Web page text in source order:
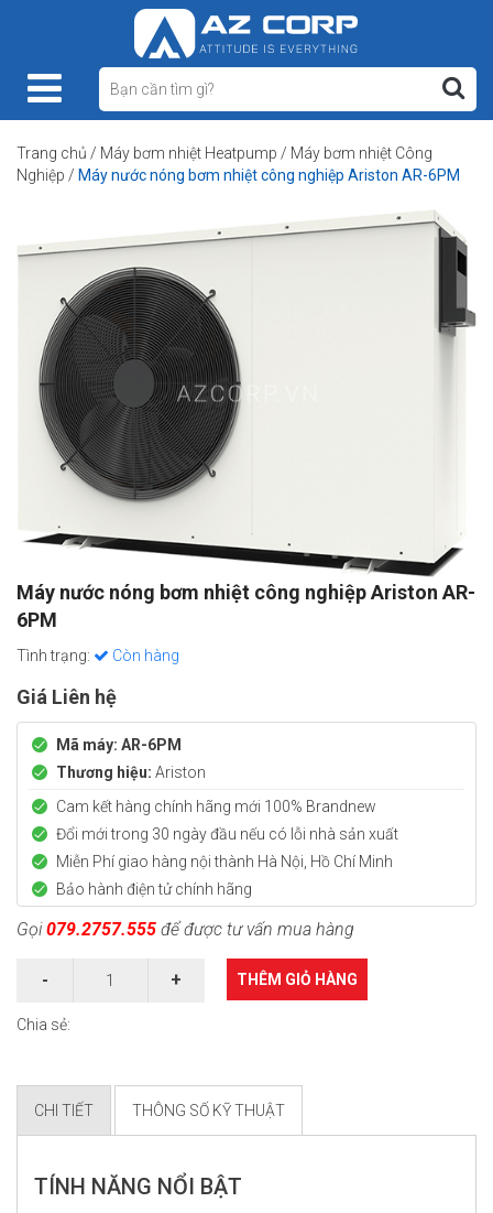
Trang chủ / Máy bơm nhiệt Heatpump / Máy bơm nhiệt Công
Nghiệp / Máy nước nóng bơm nhiệt công nghiệp Ariston AR-6PM
Máy nước nóng bơm nhiệt công nghiệp Ariston AR-
6PM
Tình trạng: Còn hàng
Giá Liên hệ
Mã máy: AR-6PM
Thương hiệu: Ariston
Cam kết hàng chính hãng mới 100% Brandnew
Đổi mới trong 30 ngày đầu nếu có lỗi nhà sản xuất
Miễn Phí giao hàng nội thành Hà Nội, Hồ Chí Minh
Bảo hành điện tử chính hãng
Gọi079.2757.555 để được tư vấn mua hàng
THÊM GIỎ HÀNG
Chia sẻ:
CHI TIẾT THÔNG SỐ KỸ THUẬT
TÍNH NĂNG NỔI BẬT